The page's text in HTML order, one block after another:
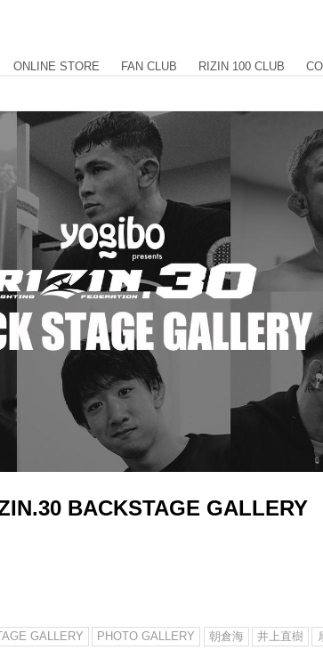
ONLINE STORE FAN CLUB RIZIN 100 CLUB
BACKSTAGE GALLERY
GALLERY PHOTO GALLERY 朝倉海 井上直樹